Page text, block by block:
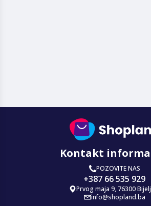
Kontakt
POZOVITE NAS
+387 66 535 929
Prvog maja 9, 76300
info@shopland.ba